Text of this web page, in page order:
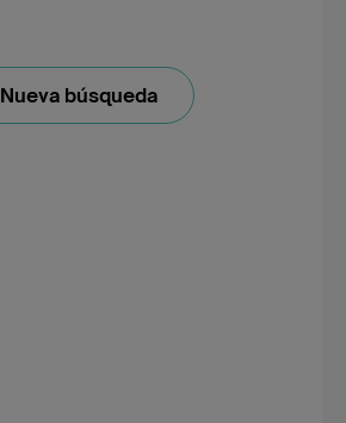
Nueva búsqueda